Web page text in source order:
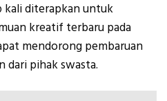
kali diterapkan untuk
kreatif terbaru pada
mendorong pembaruan
dari pihak swasta.